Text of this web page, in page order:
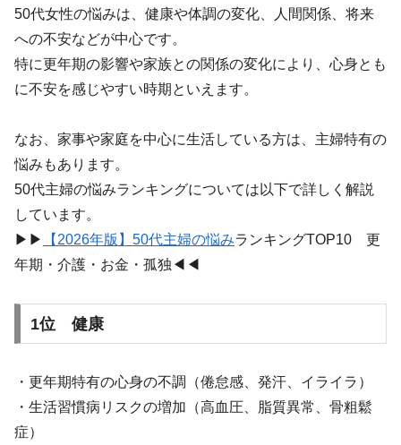
50代女性の悩みは、健康や体調の変化、人間関係、将来
への不安などが中心です。
特に更年期の影響や家族との関係の変化により、心身とも
に不安を感じやすい時期といえます。
なお、家事や家庭を中心に生活している方は、主婦特有の
悩みもあります。
50代主婦の悩みランキングについては以下で詳しく解説
しています。
▶︎▶︎
【2026年版】50代主婦の悩みランキングTOP10 更
年期・介護・お金・孤独◀︎◀︎
1位 健康
・更年期特有の心身の不調（倦怠感、発汗、イライラ）
・生活習慣病リスクの増加（高血圧、脂質異常、骨粗鬆
症）